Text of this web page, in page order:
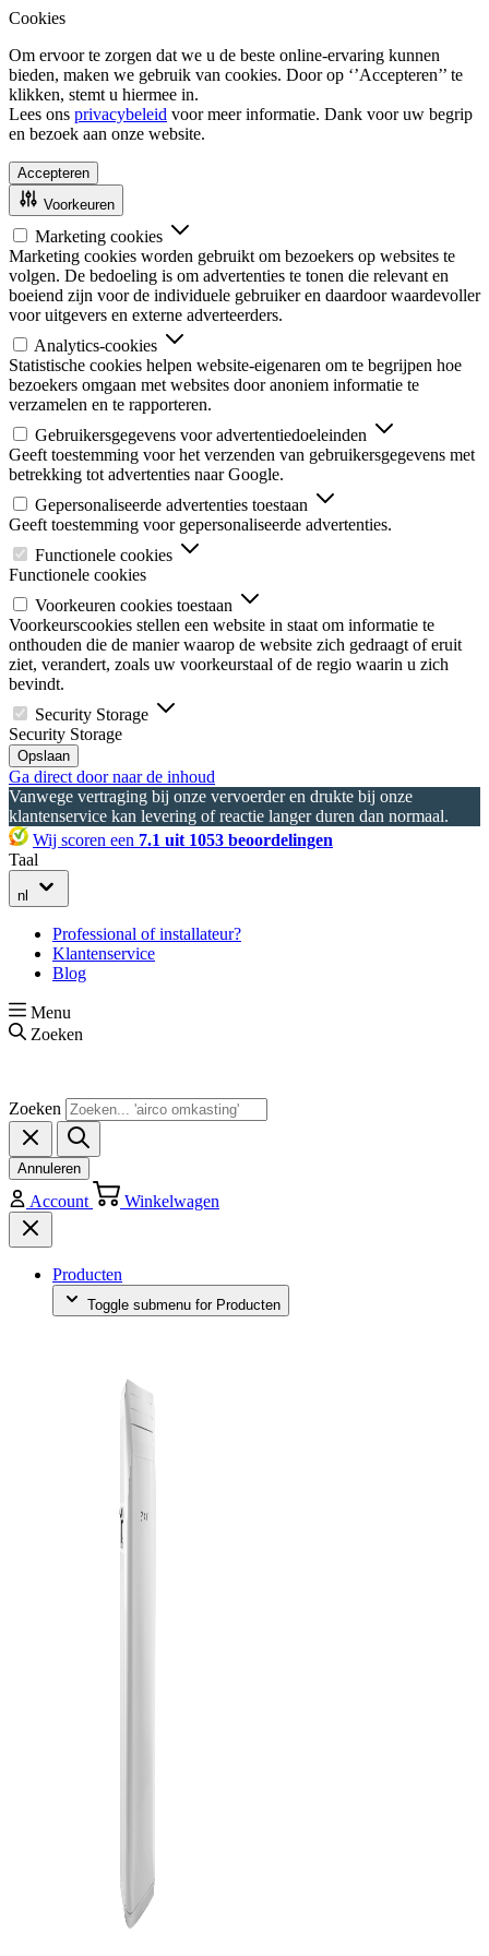
Cookies
Om ervoor te zorgen dat we u de beste online-ervaring kunnen
bieden, maken we gebruik van cookies. Door op ‘’Accepteren’’ te
klikken, stemt u hiermee in.
Lees ons privacybeleid voor meer informatie. Dank voor uw begrip
en bezoek aan onze website.
Accepteren
Voorkeuren
Marketing cookies
Marketing cookies worden gebruikt om bezoekers op websites te
volgen. De bedoeling is om advertenties te tonen die relevant en
boeiend zijn voor de individuele gebruiker en daardoor waardevoller
voor uitgevers en externe adverteerders.
Analytics-cookies
Statistische cookies helpen website-eigenaren om te begrijpen hoe
bezoekers omgaan met websites door anoniem informatie te
verzamelen en te rapporteren.
Gebruikersgegevens voor advertentiedoeleinden
Geeft toestemming voor het verzenden van gebruikersgegevens met
betrekking tot advertenties naar Google.
Gepersonaliseerde advertenties toestaan
Geeft toestemming voor gepersonaliseerde advertenties.
Functionele cookies
Functionele cookies
Voorkeuren cookies toestaan
Voorkeurscookies stellen een website in staat om informatie te
onthouden die de manier waarop de website zich gedraagt of eruit
ziet, verandert, zoals uw voorkeurstaal of de regio waarin u zich
bevindt.
Security Storage
Security Storage
Opslaan
Ga direct door naar de inhoud
Vanwege vertraging bij onze vervoerder en drukte bij onze
klantenservice kan levering of reactie langer duren dan normaal.
Wij scoren een 7.1 uit 1053 beoordelingen
Taal
nl
Professional of installateur?
Klantenservice
Blog
Menu
Zoeken
Zoeken
Annuleren
Account Winkelwagen
Producten
Toggle submenu for Producten